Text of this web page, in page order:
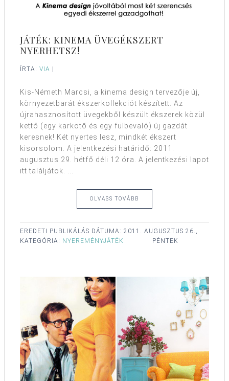
JÁTÉK: KINEMA ÜVEGÉKSZERT
NYERHETSZ!
ÍRTA: VIA
Kis-Németh Marcsi, a kinema design tervezője új,
környezetbarát ékszerkollekciót készített. Az
újrahasznosított üvegekből készült ékszerek közül
kettő (egy karkötő és egy fülbevaló) új gazdát
keresnek! Két nyertes lesz, mindkét ékszert
kisorsolom. A jelentkezési határidő: 2011.
augusztus 29. hétfő déli 12 óra. A jelentkezési lapot
itt találjátok. ...
OLVASS TOVÁBB
EREDETI PUBLIKÁLÁS DÁTUMA: 2011. AUGUSZTUS 26.,
PÉNTEK
KATEGÓRIA: NYEREMÉNYJÁTÉK